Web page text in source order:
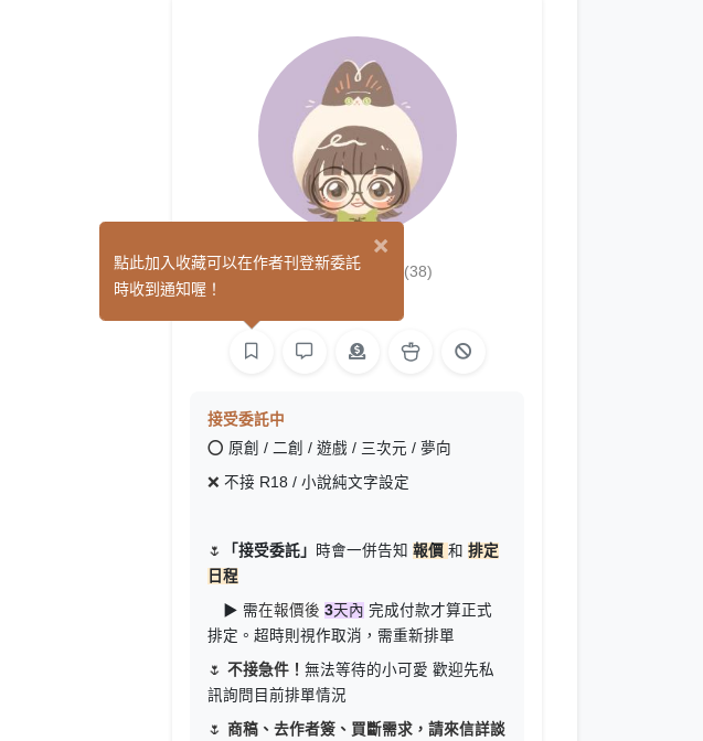
鏡 五月 (38)
接受委託中
⭕ 原創 / 二創 / 遊戲 / 三次元 / 夢向
❌不接 R18 / 小說純文字設定
🌷 「接受委託」 時會一併告知報價和排定
日程
▶ 需在報價後 3天內 完成付款才算正式
排定。超時則視作取消，需重新排單
🌷不接急件！無法等待的小可愛 歡迎先私
訊詢問目前排單情況
🌷商稿、去作者簽、買斷需求，請來信詳談
×
點此加入收藏可以在作者刊登新委託
時收到通知喔！